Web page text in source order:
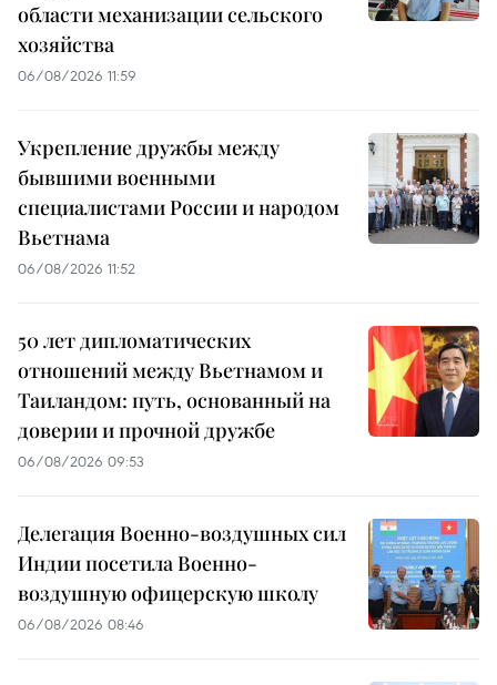
области механизации сельского
хозяйства
06/08/2026 11:59
Укрепление дружбы между
бывшими военными
специалистами России и народом
Вьетнама
06/08/2026 11:52
50 лет дипломатических
отношений между Вьетнамом и
Таиландом: путь, основанный на
доверии и прочной дружбе
06/08/2026 09:53
Делегация Военно-воздушных сил
Индии посетила Военно-
воздушную офицерскую школу
06/08/2026 08:46